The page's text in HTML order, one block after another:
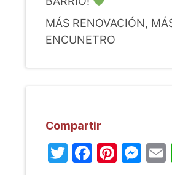
MÁS RENOVACIÓN,
ENCUNETRO
Compartir
Twitter